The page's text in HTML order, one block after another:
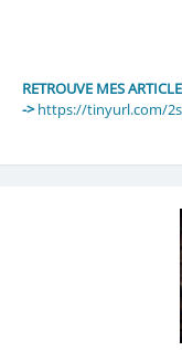
RETROUVE MES
-> https://tinyurl.com/